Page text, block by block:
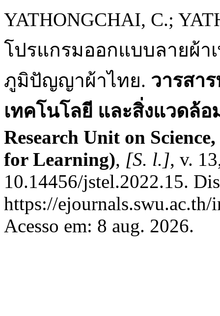
YATHONGCHAI, C.;
โปรแกรมออกแบบลายผ้า
ภูมิปัญญาผ้าไทย. วารสา
เทคโนโลยี และสิ่งแวดล้อ
Research Unit on
for Learning), [S. l.], v.
10.14456/jstel.2022.15.
https://
Acesso em: 8 aug. 2026.